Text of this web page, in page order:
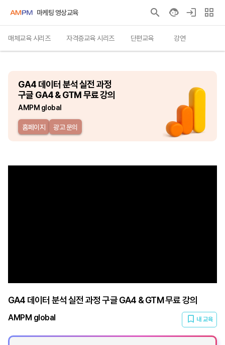
마케팅 영상교육
매체교육 시리즈 자격증교육 시리즈 단편교육 강연
GA4 데이터 분석 실전 과정
구글 GA4 & GTM 무료 강의
AMPM global
홈페이지 광고 문의
GA4 데이터 분석 실전 과정 구글 GA4 & GTM 무료 강의
AMPM global 내 교육